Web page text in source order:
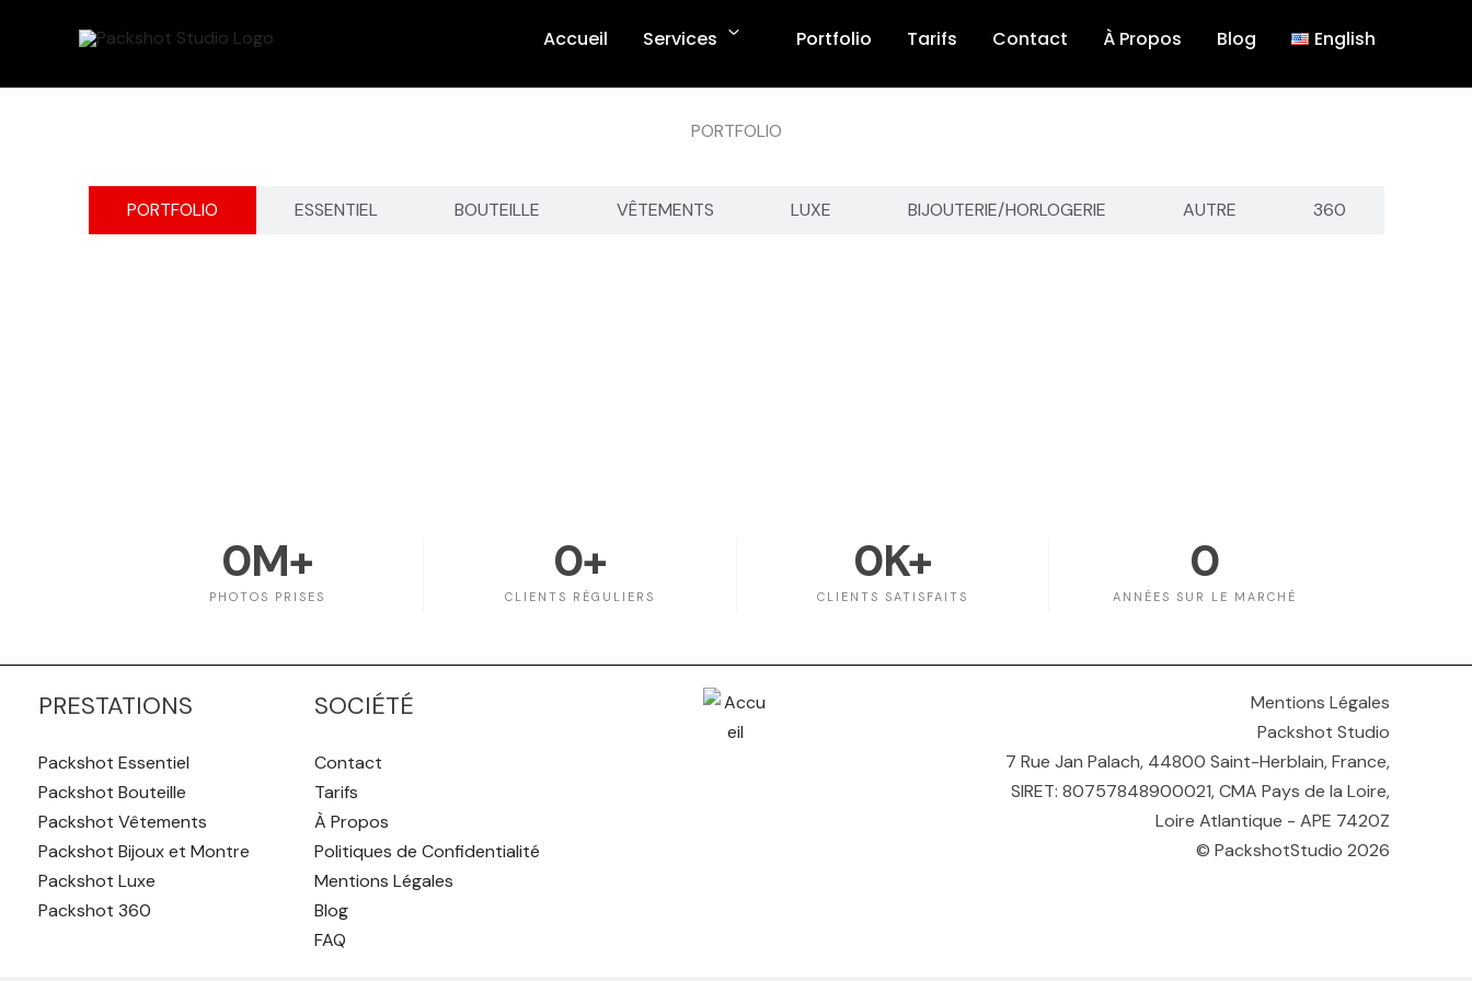
Accueil Services Portfolio Tarifs Contact À Propos Blog English
PORTFOLIO
PORTFOLIO ESSENTIEL BOUTEILLE VÊTEMENTS LUXE BIJOUTERIE/HORLOGERIE AUTRE 360
PHOTOS PRISES
0M+
CLIENTS RÉGULIERS
0+
CLIENTS SATISFAITS
0K+
ANNÉES SUR LE MARCHÉ
0
PRESTATIONS
Packshot Essentiel
Packshot Bouteille
Packshot Vêtements
Packshot Bijoux et Montre
Packshot Luxe
Packshot 360
SOCIÉTÉ
Contact
Tarifs
À Propos
Politiques de Confidentialité
Mentions Légales
Blog
FAQ
Mentions Légales
Packshot Studio
7 Rue Jan Palach, 44800 Saint-Herblain, France,
SIRET: 80757848900021, CMA Pays de la Loire,
Loire Atlantique - APE 7420Z
© PackshotStudio 2026